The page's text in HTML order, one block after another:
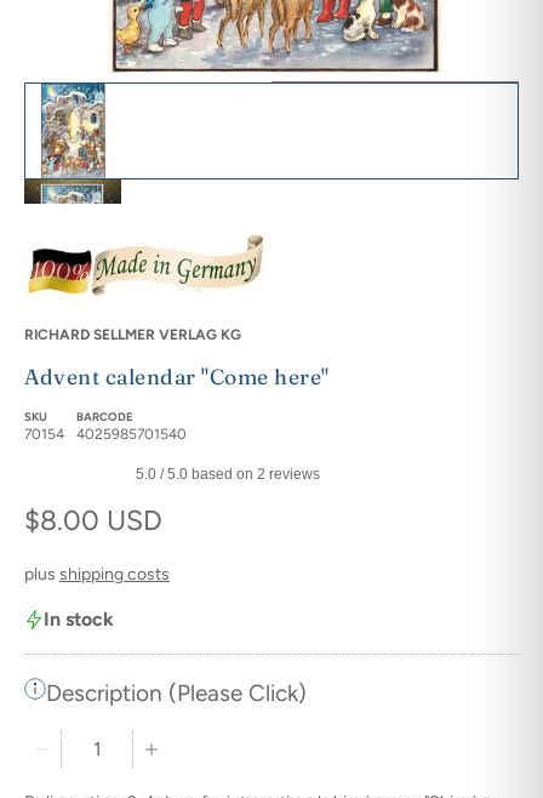
Advent calendar "Come here" featured image thumbnails
großformatiger Adventskalender kommet herbei thumbnail
Adventskalender Kommet herbei mit einigen geöffneten Türchen
Adventskalender "Kommet herbei" gefaltet thumbnail
Adventskalender Ansicht 3-D Optik thumbnail
Adventskalender "Kommet herbei" mit einigen geöffneten
Junge mit Adventskalender "Kommet herbei" in der Hand. thumbnail
Grössenangaben zum Adventskalender "Kommet herbei" thumbnail
RICHARD SELLMER VERLAG KG
Advent calendar "Come here"
SKU
70154
BARCODE
4025985701540
5.0 / 5.0 based on 2 reviews
Regular price
$8.00 USD
plus shipping costs
In stock
Description (Please Click)
Quantity stepper